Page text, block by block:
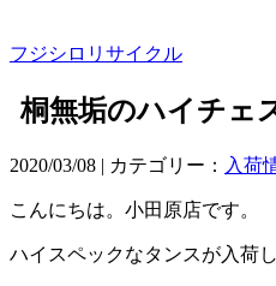
フジシロリサイクル
桐無垢のハイチェ
2020/03/08 | カテゴリー： 入荷
こんにちは。小田原店です。
ハイスペックなタンスが入荷し